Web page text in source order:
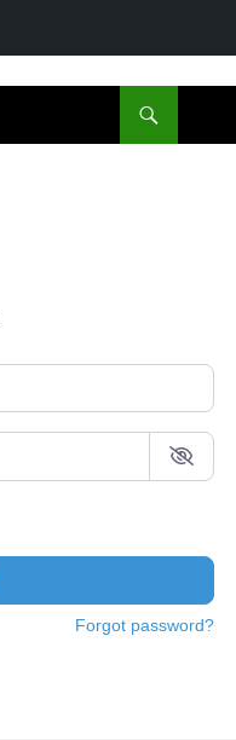
Forgot password?